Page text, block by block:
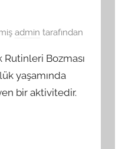
admin tarafından
Rutinleri Bozması
yaşamında
bir aktivitedir.